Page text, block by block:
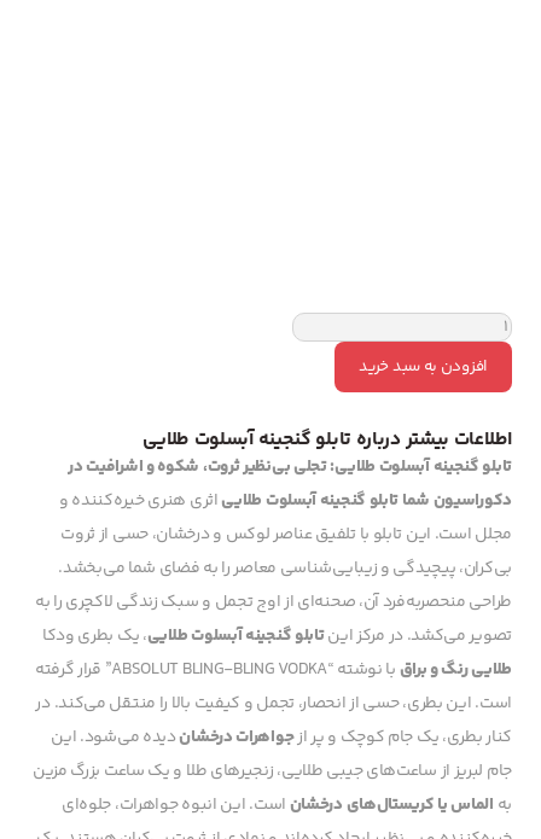
افزودن به سبد خرید
اطلاعات بیشتر درباره تابلو گنجینه آبسلوت طلایی
تابلو گنجینه آبسلوت طلایی: تجلی بی‌نظیر ثروت، شکوه و اشرافیت در
دکوراسیون شماتابلو گنجینه آبسلوت طلاییاثری هنری خیره‌کننده و
مجلل است. این تابلو با تلفیق عناصر لوکس و درخشان، حسی از ثروت
بی‌کران، پیچیدگی و زیبایی‌شناسی معاصر را به فضای شما می‌بخشد.
طراحی منحصربه‌فرد آن، صحنه‌ای از اوج تجمل و سبک زندگی لاکچری را به
تصویر می‌کشد. در مرکز اینتابلو گنجینه آبسلوت طلایی، یک بطری ودکا
طلایی رنگ و براق
با نوشته “ABSOLUT BLING-BLING VODKA” قرار گرفته
است. این بطری، حسی از انحصار، تجمل و کیفیت بالا را منتقل می‌کند. در
کنار بطری، یک جام کوچک و پر ازجواهرات درخشاندیده می‌شود. این
جام لبریز از ساعت‌های جیبی طلایی، زنجیرهای طلا و یک ساعت بزرگ مزین
به الماس یا کریستال‌های درخشان است. این انبوه جواهرات، جلوه‌ای